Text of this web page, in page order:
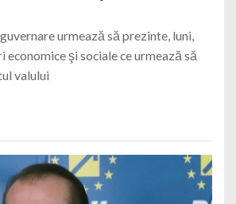
urmează să prezinte, luni,
economice şi sociale ce urmează să
valului